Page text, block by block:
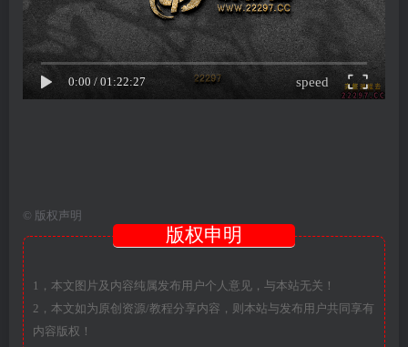
0:00 / 01:22:27 speed
© 版权声明
版权申明
1，本文图片及内容纯属发布用户个人意见，与本站无关！
2，本文如为原创资源/教程分享内容，则本站与发布用户共同享有
内容版权！